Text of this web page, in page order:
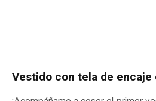
Vestido con tela de